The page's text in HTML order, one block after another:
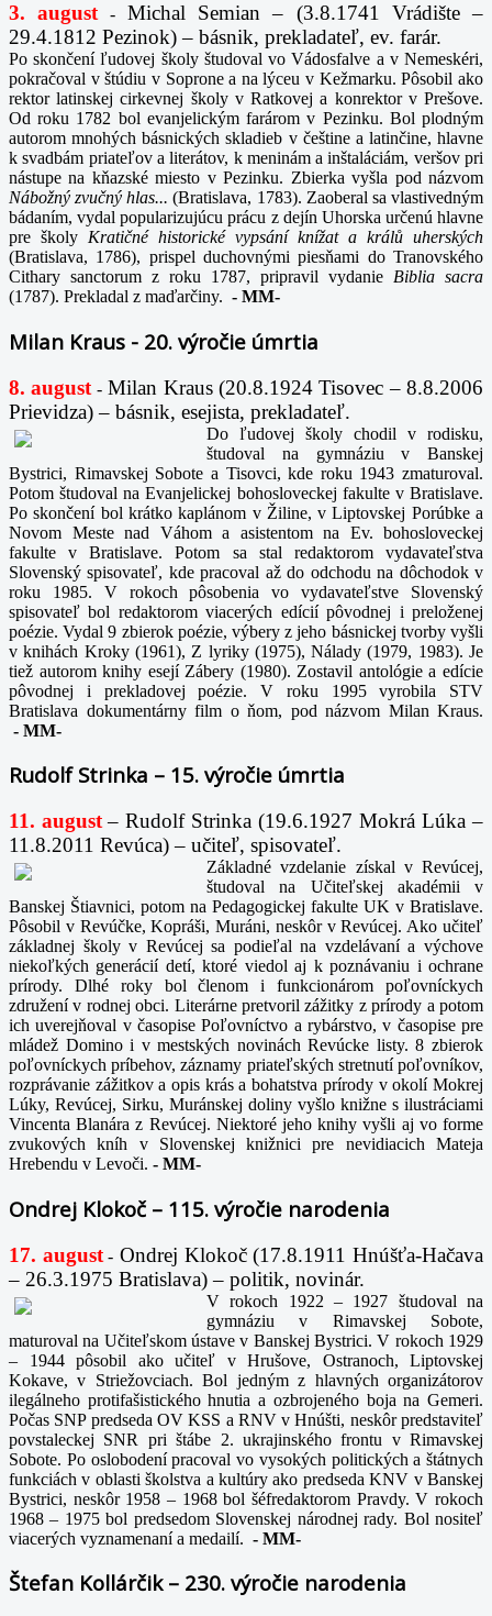
3. august -Michal Semian – (3.8.1741 Vrádište –
29.4.1812 Pezinok) – básnik, prekladateľ, ev. farár.
Po skončení ľudovej školy študoval vo Vádosfalve a v Nemeskéri,
pokračoval v štúdiu v Soprone a na lýceu v Kežmarku. Pôsobil ako
rektor latinskej cirkevnej školy v Ratkovej a konrektor v Prešove.
Od roku 1782 bol evanjelickým farárom v Pezinku. Bol plodným
autorom mnohých básnických skladieb v češtine a latinčine, hlavne
k svadbám priateľov a literátov, k meninám a inštaláciám, veršov pri
nástupe na kňazské miesto v Pezinku. Zbierka vyšla pod názvom
Nábožný zvučný hlas...(Bratislava, 1783). Zaoberal sa vlastivedným
bádaním, vydal popularizujúcu prácu z dejín Uhorska určenú hlavne
pre školy Kratičné historické vypsání knížat a králů uherských
(Bratislava, 1786), prispel duchovnými piesňami do Tranovského
Cithary sanctorum z roku 1787, pripravil vydanie Biblia sacra
(1787). Prekladal z maďarčiny. - MM-
Milan Kraus - 20. výročie úmrtia
8. august -Milan Kraus (20.8.1924 Tisovec – 8.8.2006
Prievidza) – básnik, esejista, prekladateľ.
Do ľudovej školy chodil v rodisku,
študoval na gymnáziu v Banskej
Bystrici, Rimavskej Sobote a Tisovci, kde roku 1943 zmaturoval.
Potom študoval na Evanjelickej bohosloveckej fakulte v Bratislave.
Po skončení bol krátko kaplánom v Žiline, v Liptovskej Porúbke a
Novom Meste nad Váhom a asistentom na Ev. bohosloveckej
fakulte v Bratislave. Potom sa stal redaktorom vydavateľstva
Slovenský spisovateľ, kde pracoval až do odchodu na dôchodok v
roku 1985. V rokoch pôsobenia vo vydavateľstve Slovenský
spisovateľ bol redaktorom viacerých edícií pôvodnej i preloženej
poézie. Vydal 9 zbierok poézie, výbery z jeho básnickej tvorby vyšli
v knihách Kroky (1961), Z lyriky (1975), Nálady (1979, 1983). Je
tiež autorom knihy esejí Zábery (1980). Zostavil antológie a edície
pôvodnej i prekladovej poézie. V roku 1995 vyrobila STV
Bratislava dokumentárny film o ňom, pod názvom Milan Kraus.
- MM-
Rudolf Strinka – 15. výročie úmrtia
11. august – Rudolf Strinka (19.6.1927 Mokrá Lúka –
11.8.2011 Revúca) – učiteľ, spisovateľ.
Základné vzdelanie získal v Revúcej,
študoval na Učiteľskej akadémii v
Banskej Štiavnici, potom na Pedagogickej fakulte UK v Bratislave.
Pôsobil v Revúčke, Kopráši, Muráni, neskôr v Revúcej. Ako učiteľ
základnej školy v Revúcej sa podieľal na vzdelávaní a výchove
niekoľkých generácií detí, ktoré viedol aj k poznávaniu i ochrane
prírody. Dlhé roky bol členom i funkcionárom poľovníckych
združení v rodnej obci. Literárne pretvoril zážitky z prírody a potom
ich uverejňoval v časopise Poľovníctvo a rybárstvo, v časopise pre
mládež Domino i v mestských novinách Revúcke listy. 8 zbierok
poľovníckych príbehov, záznamy priateľských stretnutí poľovníkov,
rozprávanie zážitkov a opis krás a bohatstva prírody v okolí Mokrej
Lúky, Revúcej, Sirku, Muránskej doliny vyšlo knižne s ilustráciami
Vincenta Blanára z Revúcej. Niektoré jeho knihy vyšli aj vo forme
zvukových kníh v Slovenskej knižnici pre nevidiacich Mateja
Hrebendu v Levoči. - MM-
Ondrej Klokoč – 115. výročie narodenia
17. august- Ondrej Klokoč (17.8.1911 Hnúšťa-Hačava
– 26.3.1975 Bratislava) – politik, novinár.
V rokoch 1922 – 1927 študoval na
gymnáziu v Rimavskej Sobote,
maturoval na Učiteľskom ústave v Banskej Bystrici. V rokoch 1929
– 1944 pôsobil ako učiteľ v Hrušove, Ostranoch, Liptovskej
Kokave, v Striežovciach. Bol jedným z hlavných organizátorov
ilegálneho protifašistického hnutia a ozbrojeného boja na Gemeri.
Počas SNP predseda OV KSS a RNV v Hnúšti, neskôr predstaviteľ
povstaleckej SNR pri štábe 2. ukrajinského frontu v Rimavskej
Sobote. Po oslobodení pracoval vo vysokých politických a štátnych
funkciách v oblasti školstva a kultúry ako predseda KNV v Banskej
Bystrici, neskôr 1958 – 1968 bol šéfredaktorom Pravdy. V rokoch
1968 – 1975 bol predsedom Slovenskej národnej rady. Bol nositeľ
viacerých vyznamenaní a medailí. - MM-
Štefan Kollárčik – 230. výročie narodenia